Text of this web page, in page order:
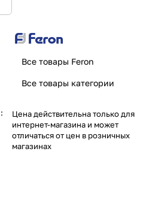
:
Все товары Feron
Все товары категории
Цена действительна только для
интернет-магазина и может
отличаться от цен в розничных
магазинах